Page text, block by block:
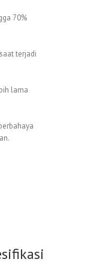
70%
terjadi
lama